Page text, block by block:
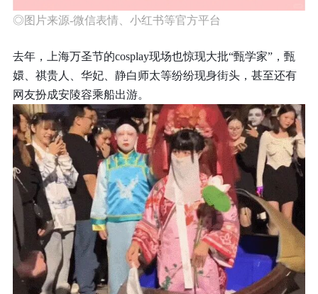
◎图片来源-微信表情、小红书等官方平台
去年，上海万圣节的cosplay现场也惊现大批“甄学家”，甄
嬛、祺贵人、华妃、静白师太等纷纷现身街头，甚至还有
网友扮成安陵容乘船出游。